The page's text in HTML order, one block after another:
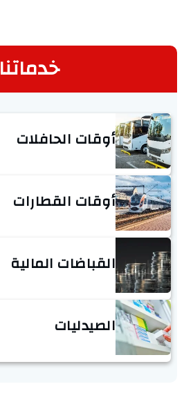
خدماتنا
أوقات الحافلات
أوقات القطارات
القباضات المالية
الصيدليات